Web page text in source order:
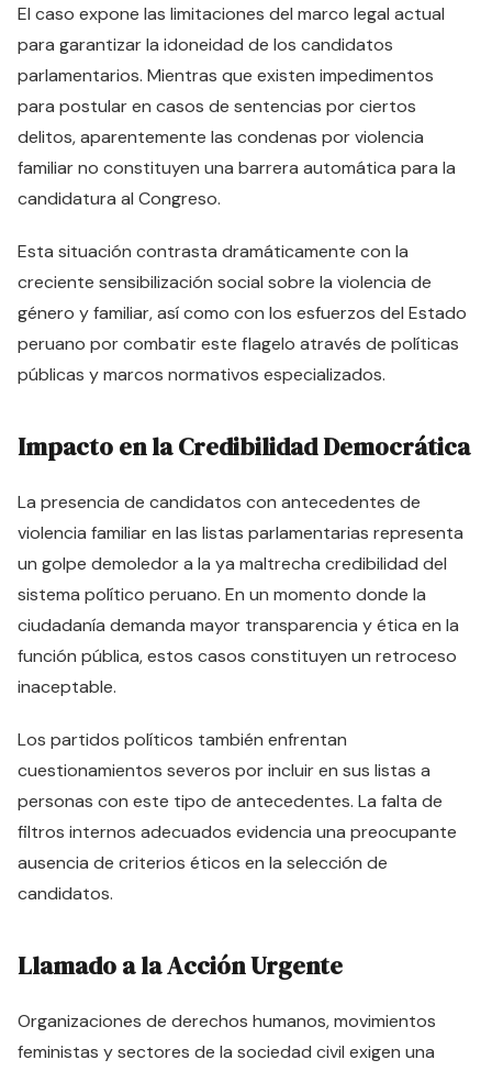
El caso expone las limitaciones del marco legal actual
para garantizar la idoneidad de los candidatos
parlamentarios. Mientras que existen impedimentos
para postular en casos de sentencias por ciertos
delitos, aparentemente las condenas por violencia
familiar no constituyen una barrera automática para la
candidatura al Congreso.
Esta situación contrasta dramáticamente con la
creciente sensibilización social sobre la violencia de
género y familiar, así como con los esfuerzos del Estado
peruano por combatir este flagelo através de políticas
públicas y marcos normativos especializados.
Impacto en la Credibilidad Democrática
La presencia de candidatos con antecedentes de
violencia familiar en las listas parlamentarias representa
un golpe demoledor a la ya maltrecha credibilidad del
sistema político peruano. En un momento donde la
ciudadanía demanda mayor transparencia y ética en la
función pública, estos casos constituyen un retroceso
inaceptable.
Los partidos políticos también enfrentan
cuestionamientos severos por incluir en sus listas a
personas con este tipo de antecedentes. La falta de
filtros internos adecuados evidencia una preocupante
ausencia de criterios éticos en la selección de
candidatos.
Llamado a la Acción Urgente
Organizaciones de derechos humanos, movimientos
feministas y sectores de la sociedad civil exigen una